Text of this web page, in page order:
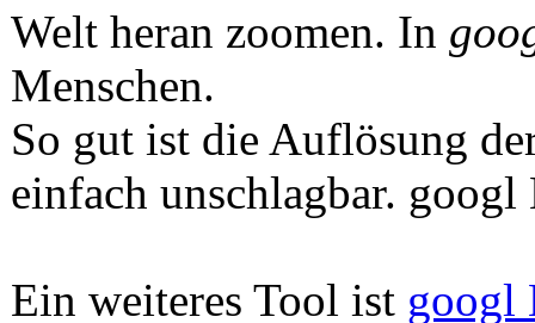
Welt heran zoomen. In
Menschen.
So gut ist die Auflösung
einfach unschlagbar.
Ein weiteres Tool ist googl